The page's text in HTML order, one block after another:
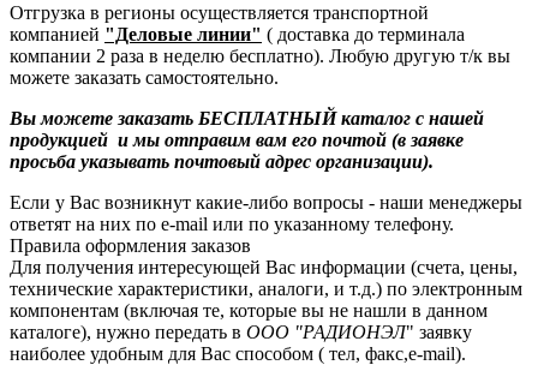
Отгрузка в регионы осуществляется транспортной
компанией "Деловые линии" ( доставка до терминала
компании 2 раза в неделю бесплатно). Любую другую т/к вы
можете заказать самостоятельно.
Вы можете заказать БЕСПЛАТНЫЙ каталог с нашей
продукцией и мы отправим вам его почтой (в заявке
просьба указывать почтовый адрес организации).
Если у Вас возникнут какие-либо вопросы - наши менеджеры
ответят на них по e-mail или по указанному телефону.
Правила оформления заказов
Для получения интересующей Вас информации (счета, цены,
технические характеристики, аналоги, и т.д.) по электронным
компонентам (включая те, которые вы не нашли в данном
каталоге), нужно передать в ООО "РАДИОНЭЛ" заявку
наиболее удобным для Вас способом ( тел, факс,e-mail).